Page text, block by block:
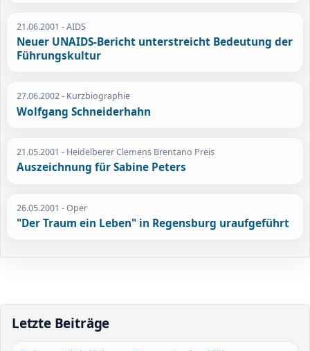
21.06.2001 - AIDS
Neuer UNAIDS-Bericht unterstreicht Bedeutung der
Führungskultur
27.06.2002- Kurzbiographie
Wolfgang Schneiderhahn
21.05.2001 - Heidelberer Clemens Brentano Preis
Auszeichnung für Sabine Peters
26.05.2001 - Oper
"Der Traum ein Leben" in Regensburg uraufgeführt
Letzte Beiträge